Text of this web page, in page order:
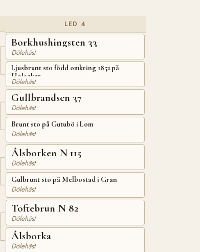
LED 4
Borkhushingsten 33
Dölehäst
Ljusbrunt sto född omkring 1852 på
Holaaker
Dölehäst
Gullbrandsen 37
Dölehäst
Brunt sto på Gutubö i Lom
Dölehäst
Ålsborken N 115
Dölehäst
Gulbrunt sto på Melbostad i Gran
Dölehäst
Toftebrun N 82
Dölehäst
Ålsborka
Dölehäst